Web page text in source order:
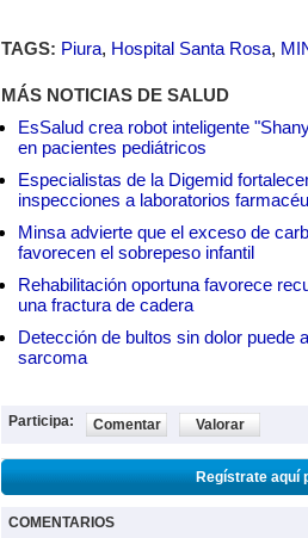
TAGS: Piura, Hospital Santa Rosa,
MÁS NOTICIAS DE SALUD
EsSalud crea robot inteligente
en pacientes pediátricos
Especialistas de la Digemid
inspecciones a laboratorios
Minsa advierte que el exceso de
favorecen el sobrepeso infantil
Rehabilitación oportuna favorece
una fractura de cadera
Detección de bultos sin dolor puede
sarcoma
Participa: Comentar Valorar
Regístrate aquí
COMENTARIOS